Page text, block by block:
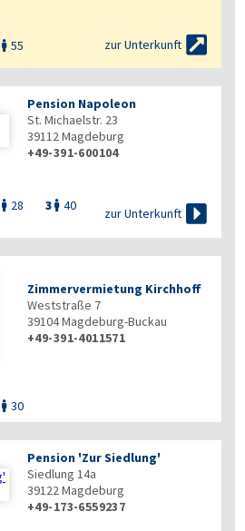
 55 zur Unterkunft 
Pension Napoleon
St. Michaelstr. 23
39112Magdeburg
+49-391-600104
 28 3  40
zur Unterkunft 
Zimmervermietung Kirchhoff
Weststraße 7
39104Magdeburg-Buckau
+49-391-4011571
 30
Pension 'Zur Siedlung'
Siedlung 14a
39122Magdeburg
+49-173-6559237